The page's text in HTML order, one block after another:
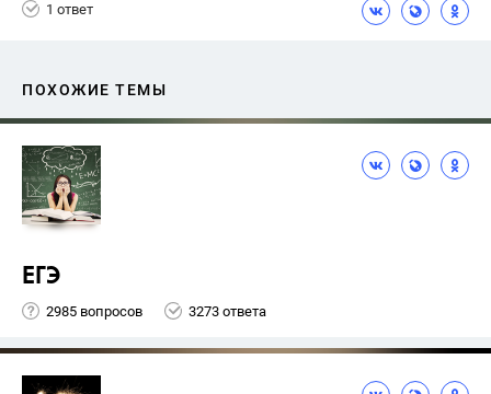
1 ответ
ПОХОЖИЕ ТЕМЫ
ЕГЭ
2985 вопросов 3273 ответа